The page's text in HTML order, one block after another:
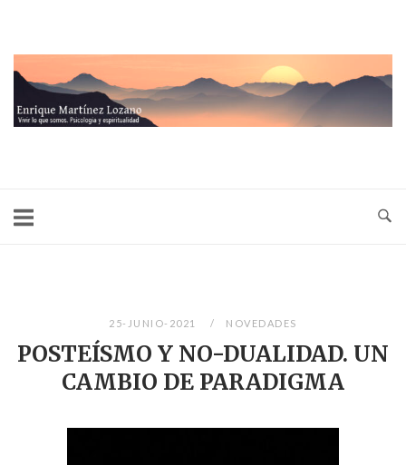
contenido
25-JUNIO-2021 NOVEDADES
POSTEÍSMO Y NO-DUALIDAD. UN
CAMBIO DE PARADIGMA